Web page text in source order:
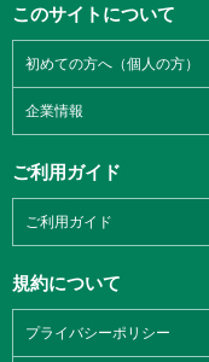
このサイトについて
初めての方へ（個人の方）
企業情報
ご利用ガイド
ご利用ガイド
規約について
プライバシーポリシー